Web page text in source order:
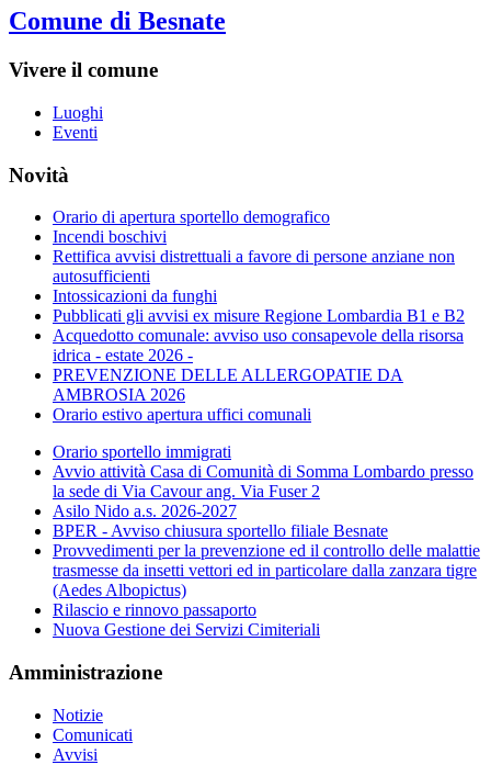
Comune di Besnate
Vivere il comune
Luoghi
Eventi
Novità
Orario di apertura sportello demografico
Incendi boschivi
Rettifica avvisi distrettuali a favore di persone anziane non
autosufficienti
Intossicazioni da funghi
Pubblicati gli avvisi ex misure Regione Lombardia B1 e B2
Acquedotto comunale: avviso uso consapevole della risorsa
idrica - estate 2026 -
PREVENZIONE DELLE ALLERGOPATIE DA
AMBROSIA 2026
Orario estivo apertura uffici comunali
Orario sportello immigrati
Avvio attività Casa di Comunità di Somma Lombardo presso
la sede di Via Cavour ang. Via Fuser 2
Asilo Nido a.s. 2026-2027
BPER - Avviso chiusura sportello filiale Besnate
Provvedimenti per la prevenzione ed il controllo delle malattie
trasmesse da insetti vettori ed in particolare dalla zanzara tigre
(Aedes Albopictus)
Rilascio e rinnovo passaporto
Nuova Gestione dei Servizi Cimiteriali
Amministrazione
Notizie
Comunicati
Avvisi